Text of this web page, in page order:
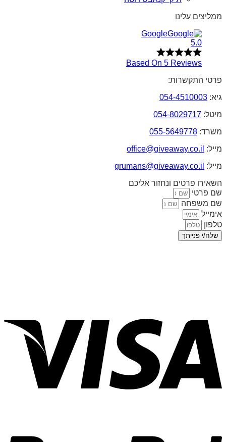
ממליצים עלינו
Google
5.0
Based On 5 Reviews
פרטי התקשרות:
גיא: 054-4510003
מיטל: 054-8029717
משרד: 055-5649778
מייל: office@giveaway.co.il
מייל: grumans@giveaway.co.il
השאירו פרטים ונחזור אליכם
שם פרטי
שם משפחה
אימייל
טלפון
שלח/י פנייתך